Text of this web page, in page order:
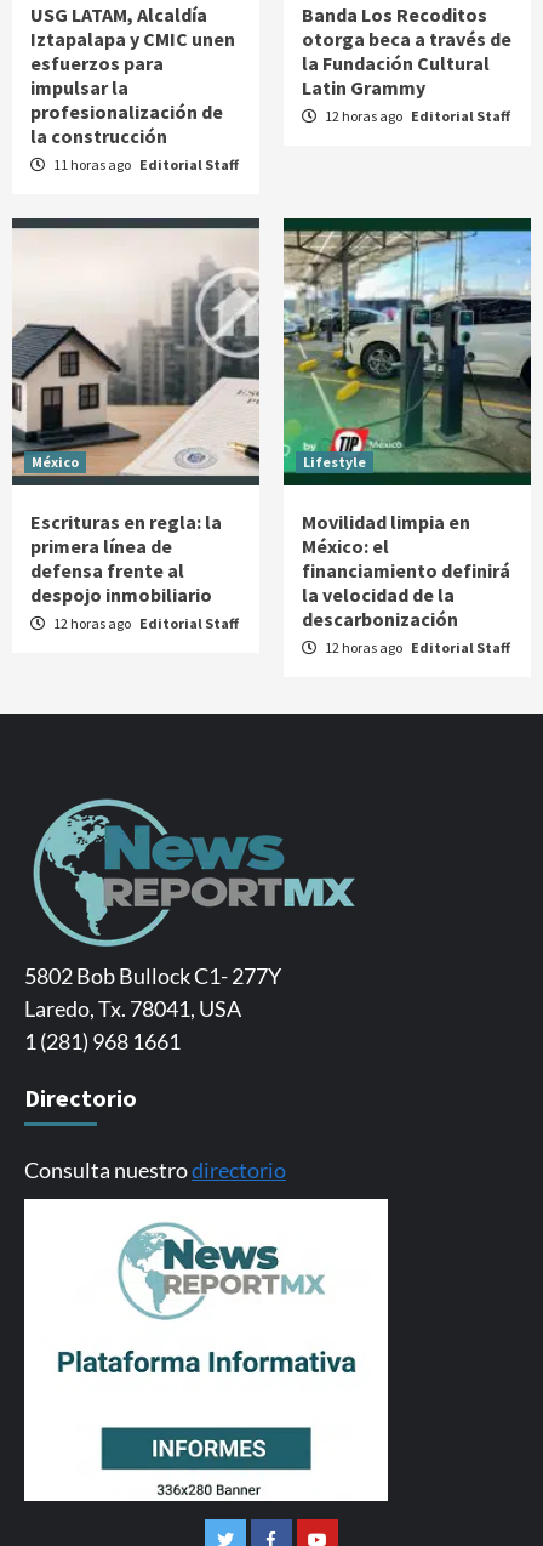
USG LATAM, Alcaldía
Iztapalapa y CMIC unen
esfuerzos para
impulsar la
profesionalización de
la construcción
11 horas ago Editorial Staff
Banda Los Recoditos
otorga beca a través de
la Fundación Cultural
Latin Grammy
12 horas ago Editorial Staff
México
Escrituras en regla: la
primera línea de
defensa frente al
despojo inmobiliario
12 horas ago Editorial Staff
Lifestyle
Movilidad limpia en
México: el
financiamiento definirá
la velocidad de la
descarbonización
12 horas ago Editorial Staff
5802 Bob Bullock C1- 277Y
Laredo, Tx. 78041, USA
1 (281) 968 1661
Directorio
Consulta nuestrodirectorio